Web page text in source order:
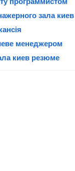
зала
менеджером
киев резюме